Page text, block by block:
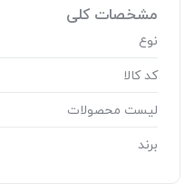
مشخصات کلی
نوع
کد کالا
لیست محصولات
برند